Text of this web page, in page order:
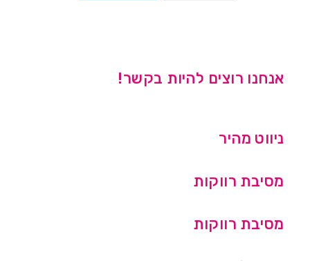
אנחנו רוצים להיות בקשר!
ניווט מהיר
מסיבת רווקות
מסיבת רווקות